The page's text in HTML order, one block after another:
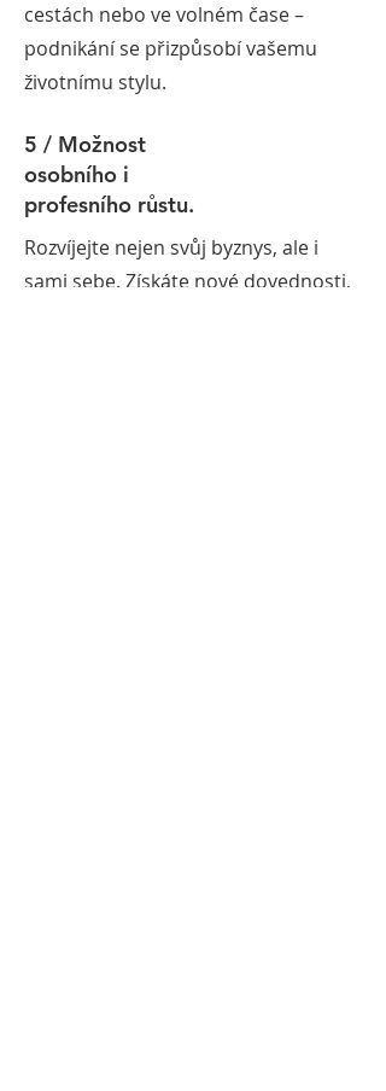
cestách nebo ve volném čase –
podnikání se přizpůsobí vašemu
životnímu stylu.
5 / Možnost
osobního i
profesního růstu.
Rozvíjejte nejen svůj byznys, ale i
sami sebe. Získáte nové dovednosti,